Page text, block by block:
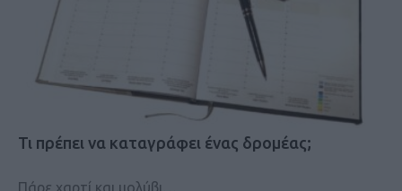
Τι πρέπει να καταγράφει ένας δρομέας;
Πάρε χαρτί και μολύβι…